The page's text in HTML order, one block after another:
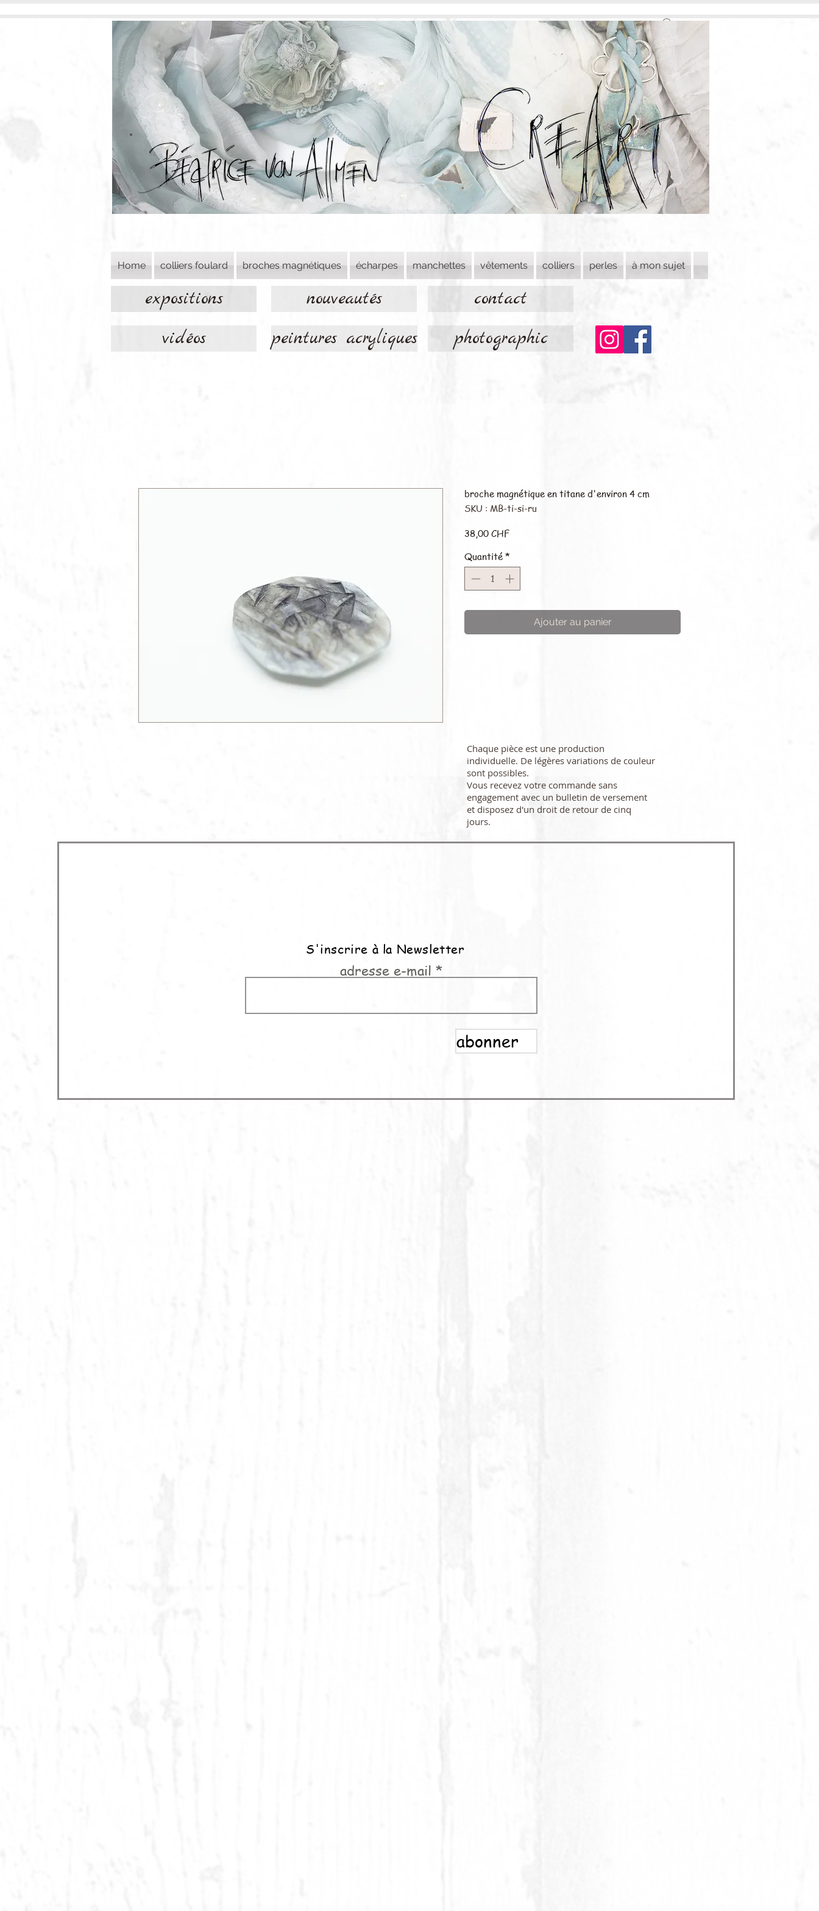
Home colliers foulard broches magnétiques écharpes manchettes vêtements colliers perles à mon sujet
expositions nouveautés
contact
vidéos
peintures acryliques photographic
broche magnétique en titane d'environ 4 cm
SKU : MB-ti-si-ru
38,00 CHFPrix
Quantité *
Ajouter au panier
Chaque pièce est une production
individuelle. De légères variations de couleur
sont possibles.
Vous recevez votre commande sans
engagement avec un bulletin de versement
et disposez d'un droit de retour de cinq
jours.
S'inscrire à la Newsletter
adresse e-mail
abonner